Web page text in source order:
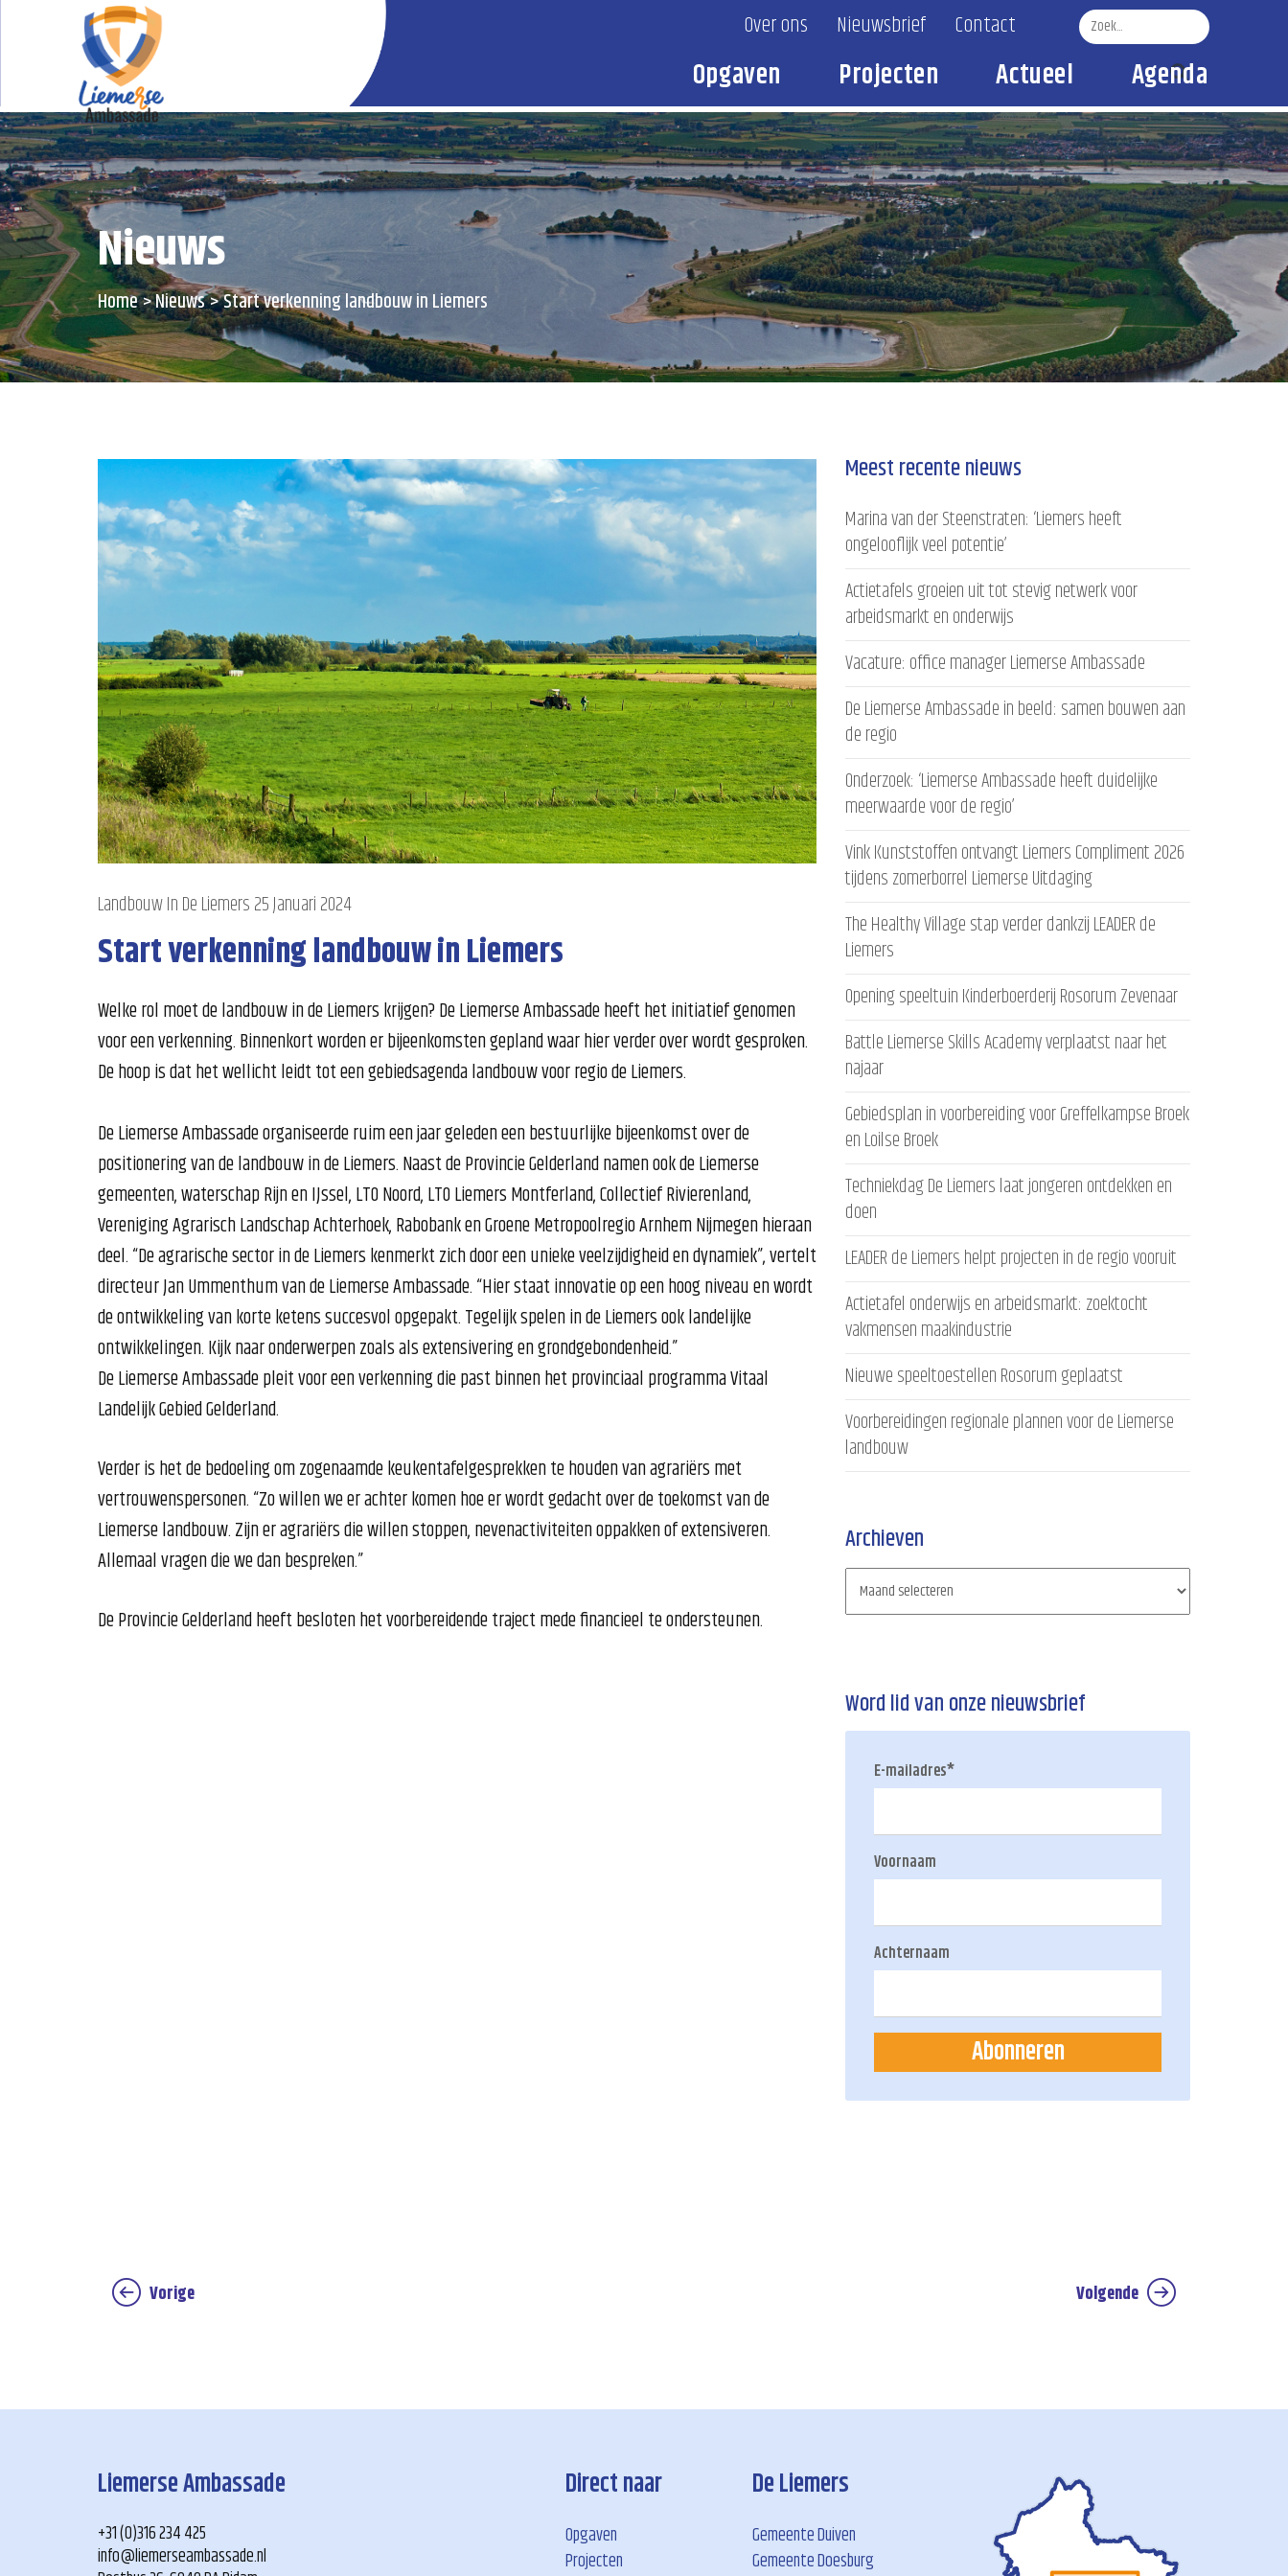
Over ons Nieuwsbrief Contact
Zoek
Opgaven Projecten Actueel Agenda
Nieuws
Home Nieuws Start verkenning landbouw in Liemers
Landbouw In De Liemers25 Januari 2024
Start verkenning landbouw in Liemers
Welke rol moet de landbouw in de Liemers krijgen? De Liemerse Ambassade heeft het initiatief genomen
voor een verkenning. Binnenkort worden er bijeenkomsten gepland waar hier verder over wordt gesproken.
De hoop is dat het wellicht leidt tot een gebiedsagenda landbouw voor regio de Liemers.
De Liemerse Ambassade organiseerde ruim een jaar geleden een bestuurlijke bijeenkomst over de
positionering van de landbouw in de Liemers. Naast de Provincie Gelderland namen ook de Liemerse
gemeenten, waterschap Rijn en IJssel, LTO Noord, LTO Liemers Montferland, Collectief Rivierenland,
Vereniging Agrarisch Landschap Achterhoek, Rabobank en Groene Metropoolregio Arnhem Nijmegen hieraan
deel. “De agrarische sector in de Liemers kenmerkt zich door een unieke veelzijdigheid en dynamiek”, vertelt
directeur Jan Ummenthum van de Liemerse Ambassade. “Hier staat innovatie op een hoog niveau en wordt
de ontwikkeling van korte ketens succesvol opgepakt. Tegelijk spelen in de Liemers ook landelijke
ontwikkelingen. Kijk naar onderwerpen zoals als extensivering en grondgebondenheid.”
De Liemerse Ambassade pleit voor een verkenning die past binnen het provinciaal programma Vitaal
Landelijk Gebied Gelderland.
Verder is het de bedoeling om zogenaamde keukentafelgesprekken te houden van agrariërs met
vertrouwenspersonen. “Zo willen we er achter komen hoe er wordt gedacht over de toekomst van de
Liemerse landbouw. Zijn er agrariërs die willen stoppen, nevenactiviteiten oppakken of extensiveren.
Allemaal vragen die we dan bespreken.”
De Provincie Gelderland heeft besloten het voorbereidende traject mede financieel te ondersteunen.
Meest recente nieuws
Marina van der Steenstraten: ‘Liemers heeft
ongelooflijk veel potentie’
Actietafels groeien uit tot stevig netwerk voor
arbeidsmarkt en onderwijs
Vacature: office manager Liemerse Ambassade
De Liemerse Ambassade in beeld: samen bouwen aan
de regio
Onderzoek: ‘Liemerse Ambassade heeft duidelijke
meerwaarde voor de regio’
Vink Kunststoffen ontvangt Liemers Compliment 2026
tijdens zomerborrel Liemerse Uitdaging
The Healthy Village stap verder dankzij LEADER de
Liemers
Opening speeltuin Kinderboerderij Rosorum Zevenaar
Battle Liemerse Skills Academy verplaatst naar het
najaar
Gebiedsplan in voorbereiding voor Greffelkampse Broek
en Loilse Broek
Techniekdag De Liemers laat jongeren ontdekken en
doen
LEADER de Liemers helpt projecten in de regio vooruit
Actietafel onderwijs en arbeidsmarkt: zoektocht
vakmensen maakindustrie
Nieuwe speeltoestellen Rosorum geplaatst
Voorbereidingen regionale plannen voor de Liemerse
landbouw
Archieven
Word lid van onze nieuwsbrief
E-mailadres*
Voornaam
Achternaam
Abonneren
Vorige Volgende
Liemerse Ambassade
+31 (0)316 234 425
info@liemerseambassade.nl
Direct naar
Opgaven
Projecten
De Liemers
Gemeente Duiven
Gemeente Doesburg